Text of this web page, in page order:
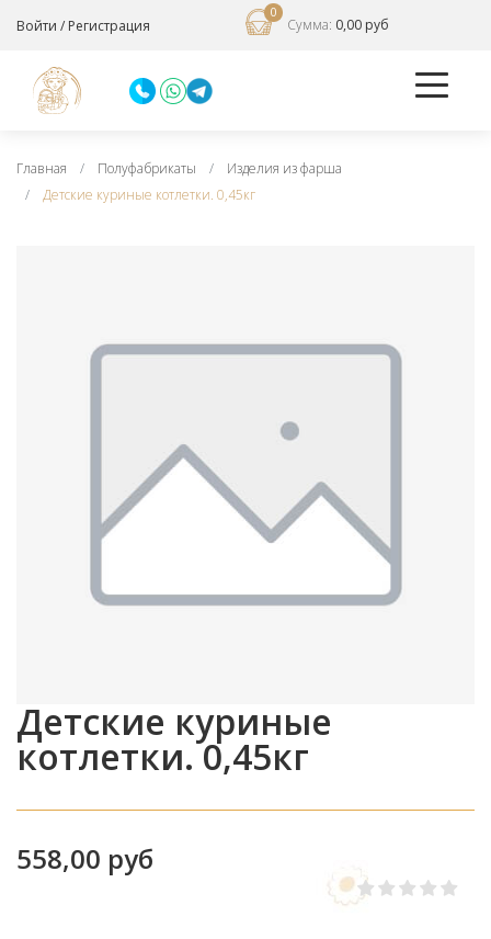
Войти / Регистрация
0
Сумма: 0,00 руб
Главная Полуфабрикаты
Изделия из фарша
Детские куриные котлетки. 0,45кг
Детские куриные
котлетки. 0,45кг
558,00 руб